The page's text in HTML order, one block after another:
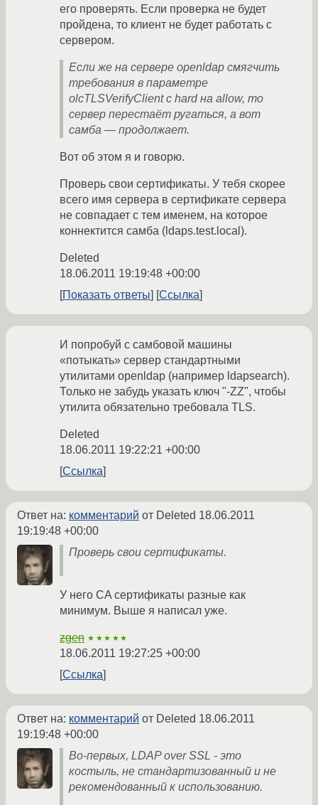
его проверять. Если проверка не будет
пройдена, то клиент не будет работать с
сервером.
Если же на сервере openldap смягчить
требования в параметре
olcTLSVerifyClient с hard на allow, то
сервер перестаёт ругаться, а вот
самба — продолжает.
Вот об этом я и говорю.
Проверь свои сертификаты. У тебя скорее
всего имя сервера в сертификате сервера
не совпадает с тем именем, на которое
коннектится самба (ldaps.test.local).
Deleted
18.06.2011 19:19:48 +00:00
Показать ответы
Ссылка
И попробуй с самбовой машины
«потыкать» сервер стандартными
утилитами openldap (например ldapsearch).
Только не забудь указать ключ "-ZZ", чтобы
утилита обязательно требовала TLS.
Deleted
18.06.2011 19:22:21 +00:00
Ссылка
Ответ на: комментарий от Deleted 18.06.2011
19:19:48 +00:00
Проверь свои сертификаты.
У него CA сертификаты разные как
минимум. Выше я написал уже.
zgen ★★★★★
18.06.2011 19:27:25 +00:00
Ссылка
Ответ на: комментарий от Deleted 18.06.2011
19:19:48 +00:00
Во-первых, LDAP over SSL - это
костыль, не стандартизованный и не
рекомендованный к использованию.